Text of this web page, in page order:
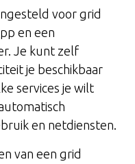
voor grid
en een
Je kunt zelf
je beschikbaar
services je wilt
en netdiensten.
van een grid